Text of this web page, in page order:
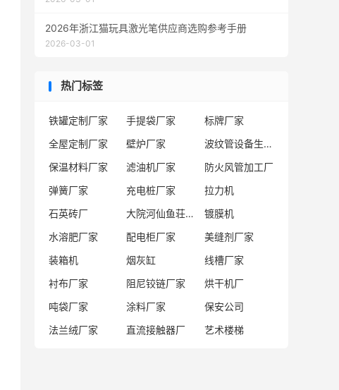
2026年浙江猫玩具激光笔供应商选购参考手册
2026-03-01
热门标签
铁罐定制厂家 手提袋厂家
标牌厂家
全屋定制厂家
壁炉厂家
波纹管设备生产厂商
保温材料厂家
滤油机厂家
防火风管加工厂
弹簧厂家
充电桩厂家
拉力机
石英砖厂
大院河仙鱼荘加盟
镀膜机
水溶肥厂家
配电柜厂家
美缝剂厂家
装箱机
烟灰缸
线槽厂家
衬布厂家
阻尼铰链厂家
烘干机厂
吨袋厂家
涂料厂家
保安公司
法兰绒厂家
直流接触器厂 艺术楼梯